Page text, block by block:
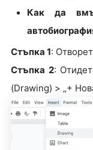
Как да
Стъпка 1:
Стъпка 2:
(Drawing) > „+